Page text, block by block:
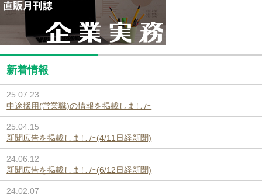
新着情報
25.07.23
中途採用(営業職)の情報を掲載しました
25.04.15
新聞広告を掲載しました(4/11日経新聞)
24.06.12
新聞広告を掲載しました(6/12日経新聞)
24.02.07